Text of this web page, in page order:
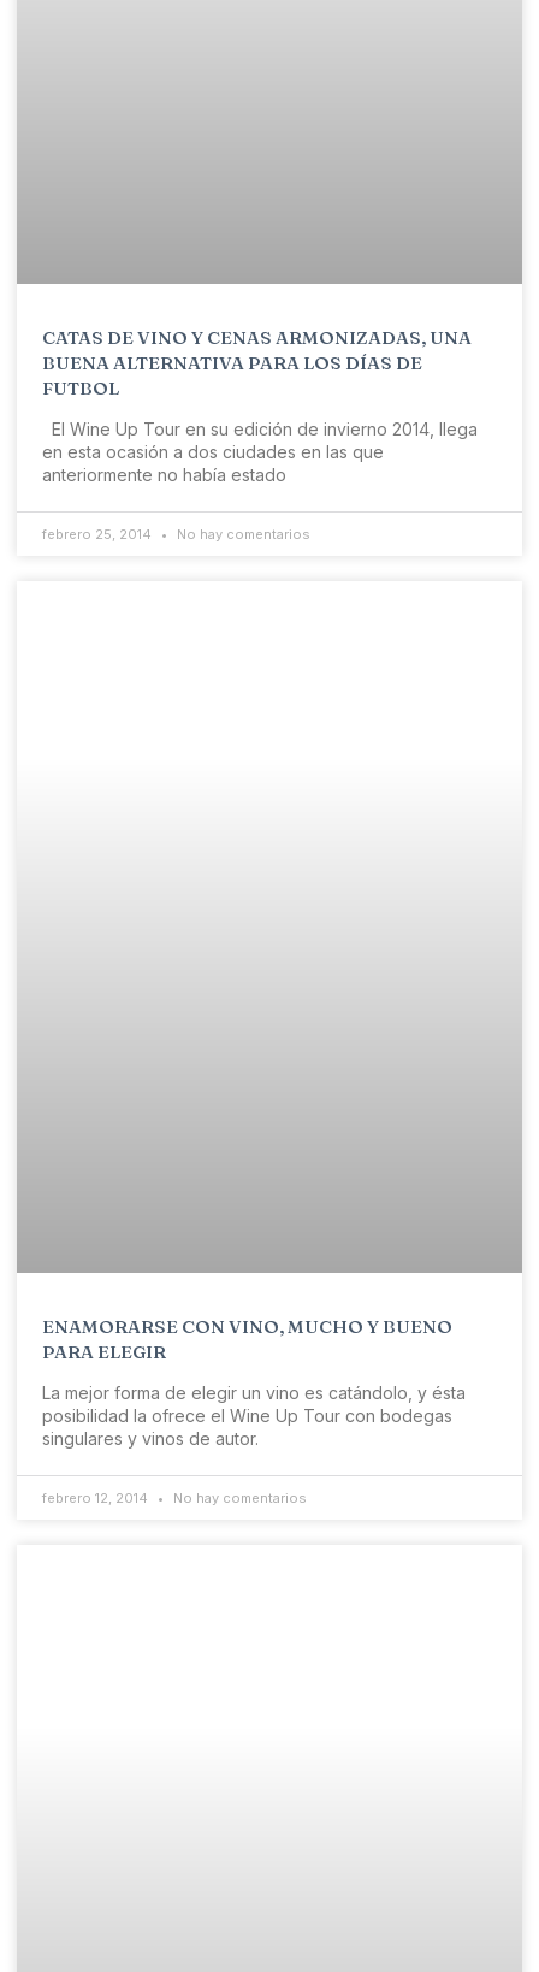
CATAS DE VINO Y CENAS ARMONIZADAS, UNA
BUENA ALTERNATIVA PARA LOS DÍAS DE
FUTBOL
El Wine Up Tour en su edición de invierno 2014, llega
en esta ocasión a dos ciudades en las que
anteriormente no había estado
febrero 25, 2014 No hay comentarios
ENAMORARSE CON VINO, MUCHO Y BUENO
PARA ELEGIR
La mejor forma de elegir un vino es catándolo, y ésta
posibilidad la ofrece el Wine Up Tour con bodegas
singulares y vinos de autor.
febrero 12, 2014 No hay comentarios